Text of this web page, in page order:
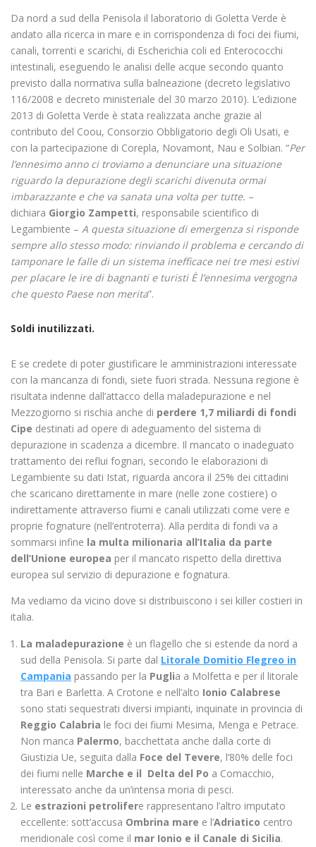
Da nord a sud della Penisola il laboratorio di Goletta Verde è
andato alla ricerca in mare e in corrispondenza di foci dei fiumi,
canali, torrenti e scarichi, di Escherichia coli ed Enterococchi
intestinali, eseguendo le analisi delle acque secondo quanto
previsto dalla normativa sulla balneazione (decreto legislativo
116/2008 e decreto ministeriale del 30 marzo 2010). L’edizione
2013 di Goletta Verde è stata realizzata anche grazie al
contributo del Coou, Consorzio Obbligatorio degli Oli Usati, e
con la partecipazione di Corepla, Novamont, Nau e Solbian. “Per
l’ennesimo anno ci troviamo a denunciare una situazione
riguardo la depurazione degli scarichi divenuta ormai
imbarazzante e che va sanata una volta per tutte. –
dichiara Giorgio Zampetti, responsabile scientifico di
Legambiente – A questa situazione di emergenza si risponde
sempre allo stesso modo: rinviando il problema e cercando di
tamponare le falle di un sistema inefficace nei tre mesi estivi
per placare le ire di bagnanti e turisti È l’ennesima vergogna
che questo Paese non merita”.
Soldi inutilizzati.
E se credete di poter giustificare le amministrazioni interessate
con la mancanza di fondi, siete fuori strada. Nessuna regione è
risultata indenne dall’attacco della maladepurazione e nel
Mezzogiorno si rischia anche di perdere 1,7 miliardi di fondi
Cipe destinati ad opere di adeguamento del sistema di
depurazione in scadenza a dicembre. Il mancato o inadeguato
trattamento dei reflui fognari, secondo le elaborazioni di
Legambiente su dati Istat, riguarda ancora il 25% dei cittadini
che scaricano direttamente in mare (nelle zone costiere) o
indirettamente attraverso fiumi e canali utilizzati come vere e
proprie fognature (nell’entroterra). Alla perdita di fondi va a
sommarsi infine la multa milionaria all’Italia da parte
dell’Unione europea per il mancato rispetto della direttiva
europea sul servizio di depurazione e fognatura.
Ma vediamo da vicino dove si distribuiscono i sei killer costieri in
italia.
La maladepurazione è un flagello che si estende da nord a
sud della Penisola. Si parte dal Litorale Domitio Flegreo in
Campania passando per la Puglia a Molfetta e per il litorale
tra Bari e Barletta. A Crotone e nell’alto Ionio Calabrese
sono stati sequestrati diversi impianti, inquinate in provincia di
Reggio Calabria le foci dei fiumi Mesima, Menga e Petrace.
Non manca Palermo, bacchettata anche dalla corte di
Giustizia Ue, seguita dalla Foce del Tevere, l’80% delle foci
dei fiumi nelle Marche e il Delta del Po a Comacchio,
interessato anche da un’intensa moria di pesci.
Le estrazioni petrolifere rappresentano l’altro imputato
eccellente: sott’accusa Ombrina mare e l’Adriatico centro
meridionale così come il mar Ionio e il Canale di Sicilia.